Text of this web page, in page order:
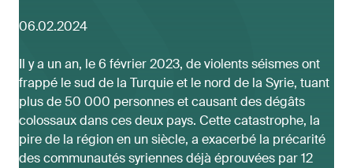
06.02.2024
Il y a un an, le 6 février 2023, de violents séismes ont
frappé le sud de la Turquie et le nord de la Syrie, tuant
plus de 50 000 personnes et causant des dégâts
colossaux dans ces deux pays. Cette catastrophe, la
pire de la région en un siècle, a exacerbé la précarité
des communautés syriennes déjà éprouvées par 12